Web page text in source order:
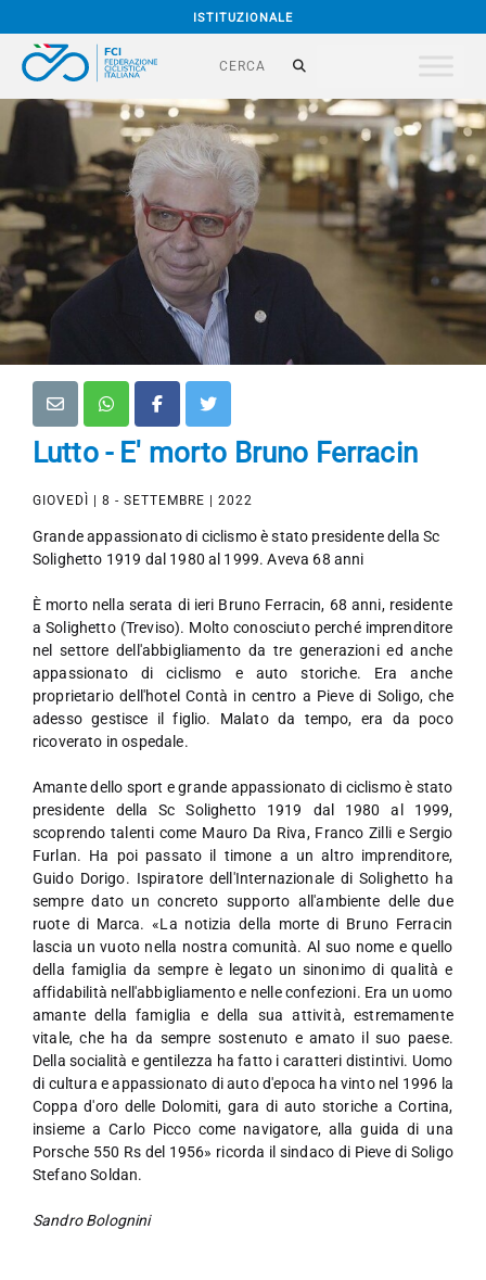
ISTITUZIONALE
Lutto - E' morto Bruno Ferracin
GIOVEDÌ | 8 - SETTEMBRE | 2022
Grande appassionato di ciclismo è stato presidente della Sc
Solighetto 1919 dal 1980 al 1999. Aveva 68 anni
È morto nella serata di ieri Bruno Ferracin, 68 anni, residente
a Solighetto (Treviso). Molto conosciuto perché imprenditore
nel settore dell'abbigliamento da tre generazioni ed anche
appassionato di ciclismo e auto storiche. Era anche
proprietario dell'hotel Contà in centro a Pieve di Soligo, che
adesso gestisce il figlio. Malato da tempo, era da poco
ricoverato in ospedale.
Amante dello sport e grande appassionato di ciclismo è stato
presidente della Sc Solighetto 1919 dal 1980 al 1999,
scoprendo talenti come Mauro Da Riva, Franco Zilli e Sergio
Furlan. Ha poi passato il timone a un altro imprenditore,
Guido Dorigo. Ispiratore dell'Internazionale di Solighetto ha
sempre dato un concreto supporto all'ambiente delle due
ruote di Marca. «La notizia della morte di Bruno Ferracin
lascia un vuoto nella nostra comunità. Al suo nome e quello
della famiglia da sempre è legato un sinonimo di qualità e
affidabilità nell'abbigliamento e nelle confezioni. Era un uomo
amante della famiglia e della sua attività, estremamente
vitale, che ha da sempre sostenuto e amato il suo paese.
Della socialità e gentilezza ha fatto i caratteri distintivi. Uomo
di cultura e appassionato di auto d'epoca ha vinto nel 1996 la
Coppa d'oro delle Dolomiti, gara di auto storiche a Cortina,
insieme a Carlo Picco come navigatore, alla guida di una
Porsche 550 Rs del 1956» ricorda il sindaco di Pieve di Soligo
Stefano Soldan.
Sandro Bolognini